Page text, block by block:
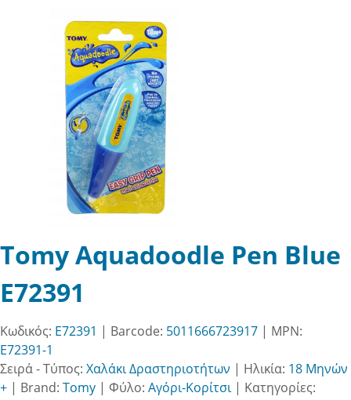
Tomy Aquadoodle Pen Blue
E72391
Κωδικός: E72391 | Barcode: 5011666723917 | MPN:
E72391-1
Σειρά - Τύπος: Χαλάκι Δραστηριοτήτων | Ηλικία: 18 Μηνών
+ | Brand: Tomy | Φύλο: Αγόρι-Κορίτσι| Κατηγορίες: